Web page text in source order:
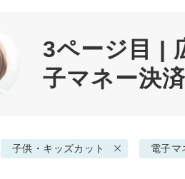
3ページ目 |
子マネー決
子供・キッズカット 電子マ